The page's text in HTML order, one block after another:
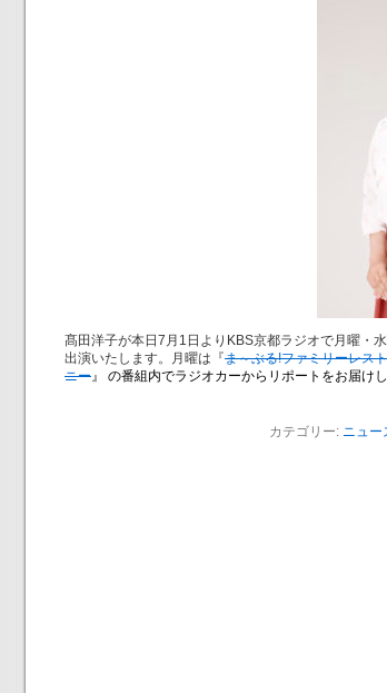
髙田洋子が本日7月1日よりKBS京都ラジオで月曜・
出演いたします。月曜は『ま～ぶる!ファミリーレス
ニー』 の番組内でラジオカーからリポートをお届け
カテゴリー: ニュー